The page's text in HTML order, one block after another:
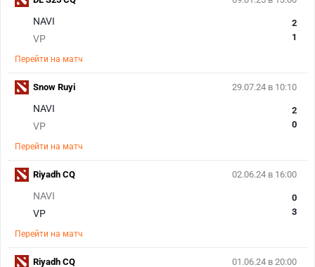
NAVI
VP
2
1
Перейти на матч
29.07.24 в 10:10
NAVI
VP
2
0
Перейти на матч
Snow Ruyi
02.06.24 в 16:00
NAVI
VP
0
3
Перейти на матч
Riyadh CQ
01.06.24 в 20:00
Riyadh CQ